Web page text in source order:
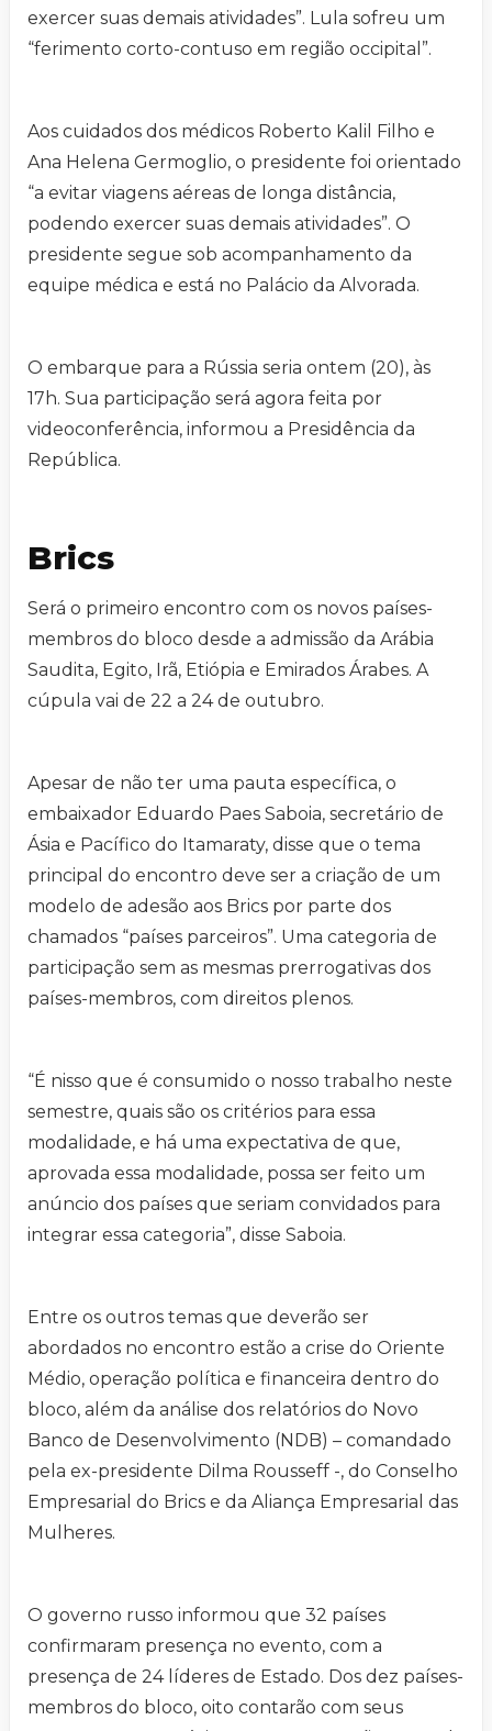
exercer suas demais atividades”. Lula sofreu um
“ferimento corto-contuso em região occipital”.
Aos cuidados dos médicos Roberto Kalil Filho e
Ana Helena Germoglio, o presidente foi orientado
“a evitar viagens aéreas de longa distância,
podendo exercer suas demais atividades”. O
presidente segue sob acompanhamento da
equipe médica e está no Palácio da Alvorada.
O embarque para a Rússia seria ontem (20), às
17h. Sua participação será agora feita por
videoconferência, informou a Presidência da
República.
Brics
Será o primeiro encontro com os novos países-
membros do bloco desde a admissão da Arábia
Saudita, Egito, Irã, Etiópia e Emirados Árabes. A
cúpula vai de 22 a 24 de outubro.
Apesar de não ter uma pauta específica, o
embaixador Eduardo Paes Saboia, secretário de
Ásia e Pacífico do Itamaraty, disse que o tema
principal do encontro deve ser a criação de um
modelo de adesão aos Brics por parte dos
chamados “países parceiros”. Uma categoria de
participação sem as mesmas prerrogativas dos
países-membros, com direitos plenos.
“É nisso que é consumido o nosso trabalho neste
semestre, quais são os critérios para essa
modalidade, e há uma expectativa de que,
aprovada essa modalidade, possa ser feito um
anúncio dos países que seriam convidados para
integrar essa categoria”, disse Saboia.
Entre os outros temas que deverão ser
abordados no encontro estão a crise do Oriente
Médio, operação política e financeira dentro do
bloco, além da análise dos relatórios do Novo
Banco de Desenvolvimento (NDB) – comandado
pela ex-presidente Dilma Rousseff -, do Conselho
Empresarial do Brics e da Aliança Empresarial das
Mulheres.
O governo russo informou que 32 países
confirmaram presença no evento, com a
presença de 24 líderes de Estado. Dos dez países-
membros do bloco, oito contarão com seus